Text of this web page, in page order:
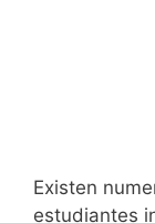
Existen
estudiantes